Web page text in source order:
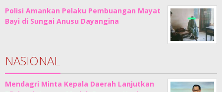
Polisi Amankan Pelaku Pembuangan Mayat
Bayi di Sungai Anusu Dayangina
NASIONAL
Mendagri Minta Kepala Daerah Lanjutkan